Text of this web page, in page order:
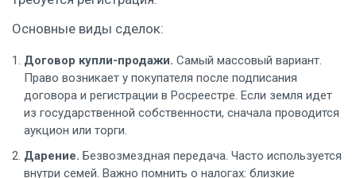
Основные виды сделок:
Договор купли-продажи. Самый массовый вариант.
Право возникает у покупателя после подписания
договора и регистрации в Росреестре. Если земля идет
из государственной собственности, сначала проводится
аукцион или торги.
Дарение. Безвозмездная передача. Часто используется
внутри семей. Важно помнить о налогах: близкие